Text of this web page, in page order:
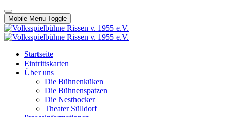
Mobile Menu Toggle
Startseite
Eintrittskarten
Über uns
Die Bühnenküken
Die Bühnenspatzen
Die Nesthocker
Theater Sülldorf